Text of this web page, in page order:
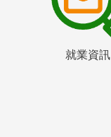
就業資訊